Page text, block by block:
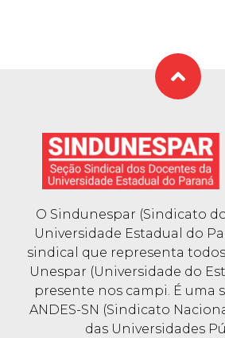
O Sindunespar (Sindicato
Universidade Estadual do
sindical que representa
Unespar (Universidade do
presente nos campi. É uma
ANDES-SN (Sindicato
das Universidades